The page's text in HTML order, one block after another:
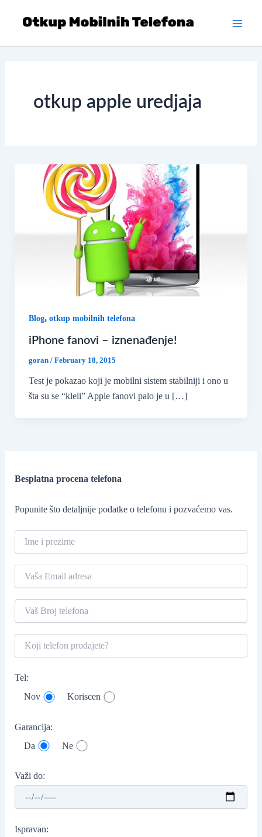
otkup apple uredjaja
Blog, otkup mobilnih telefona
iPhone fanovi – iznenađenje!
goran / February 18, 2015
Test je pokazao koji je mobilni sistem stabilniji i ono u
šta su se “kleli” Apple fanovi palo je u […]
Besplatna procena telefona
Popunite što detaljnije podatke o telefonu i pozvaćemo vas.
Tel:
Nov
Koriscen
Garancija:
Da
Ne
Važi do:
Ispravan: